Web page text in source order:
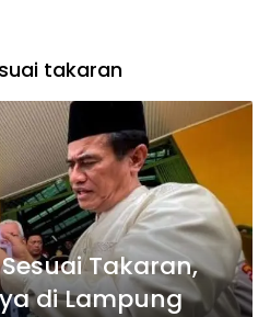
takaran
Takaran,
di Lampung